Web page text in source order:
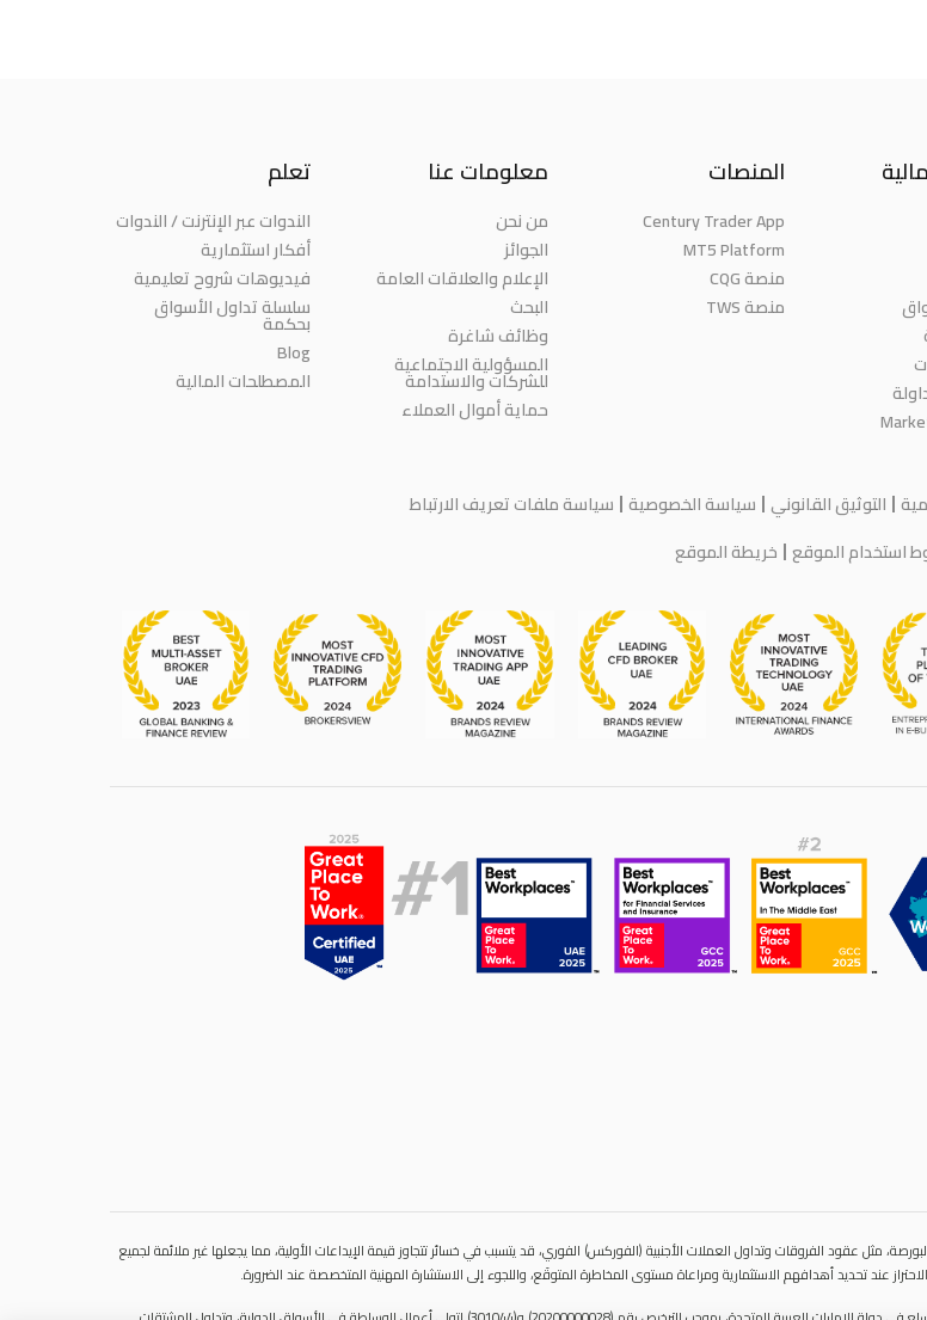
المنصات
Century Trader App
MT5 Platform
منصة CQG
منصة TWS
معلومات عنا
من نحن
الجوائز
الإعلام والعلاقات العامة
البحث
وظائف شاغرة
المسؤولية الاجتماعية
للشركات والاستدامة
حماية أموال العملاء
تعلم
الندوات عبر الإنترنت / الندوات
أفكار استثمارية
فيديوهات شروح تعليمية
سلسلة تداول الأسواق
بحكمة
Blog
المصطلحات المالية
التوثيق القانوني سياسة الخصوصية سياسة ملفات تعريف الارتباط
استخدام الموقع خريطة الموقع
مثل عقود الفروقات وتداول العملات الأجنبية (الفوركس) الفوري، قد يتسبب في خسائر تتجاوز قيمة الإيداعات الأولية، مما يجعلها غير ملائمة لجميع
عند تحديد أهدافهم الاستثمارية ومراعاة مستوى المخاطرة المتوقَع، واللجوء إلى الاستشارة المهنية المتخصصة عند الضرورة.